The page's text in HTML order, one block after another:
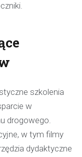
szkolenia
w
drogowego.
w tym filmy
dydaktyczne